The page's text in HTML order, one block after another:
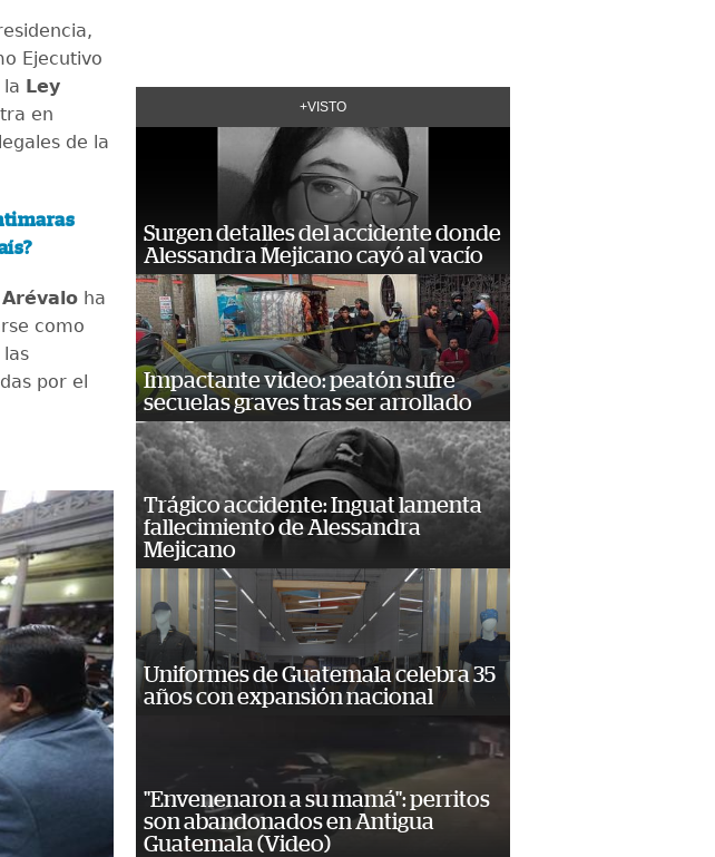
Ejecutivo
Ley
en
de la
ha
como
por el
+VISTO
Surgen detalles del accidente donde
Alessandra Mejicano cayó al vacío
Impactante video: peatón sufre
secuelas graves tras ser arrollado
Trágico accidente: Inguat lamenta
fallecimiento de Alessandra
Mejicano
Uniformes de Guatemala celebra 35
años con expansión nacional
"Envenenaron a su mamá": perritos
son abandonados en Antigua
Guatemala (Video)